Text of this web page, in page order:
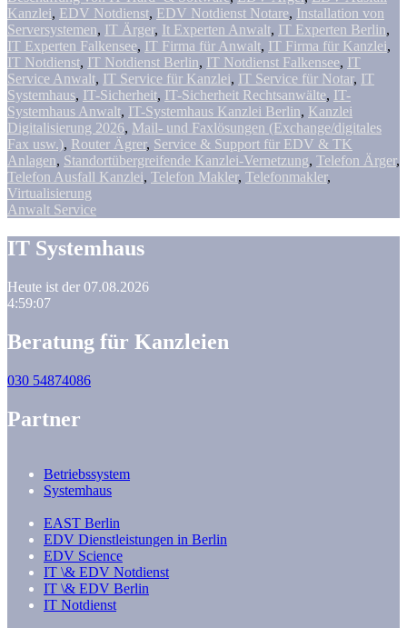
Kanzlei, EDV Notdienst, EDV Notdienst Notare, Installation von
Serversystemen, IT Ärger, It Experten Anwalt, IT Experten Berlin,
IT Experten Falkensee, IT Firma für Anwalt, IT Firma für Kanzlei,
IT Notdienst, IT Notdienst Berlin, IT Notdienst Falkensee, IT
Service Anwalt, IT Service für Kanzlei, IT Service für Notar, IT
Systemhaus, IT-Sicherheit, IT-Sicherheit Rechtsanwälte, IT-
Systemhaus Anwalt, IT-Systemhaus Kanzlei Berlin, Kanzlei
Digitalisierung 2026, Mail- und Faxlösungen (Exchange/digitales
Fax usw.), Router Ägrer, Service & Support für EDV & TK
Anlagen, Standortübergreifende Kanzlei-Vernetzung, Telefon Ärger,
Telefon Ausfall Kanzlei, Telefon Makler, Telefonmakler,
Virtualisierung
Anwalt Service
IT Systemhaus
Heute ist der 07.08.2026
4:59:07
Beratung für Kanzleien
030 54874086
Partner
Betriebssystem
Systemhaus
EAST Berlin
EDV Dienstleistungen in Berlin
EDV Science
IT \& EDV Notdienst
IT \& EDV Berlin
IT Notdienst